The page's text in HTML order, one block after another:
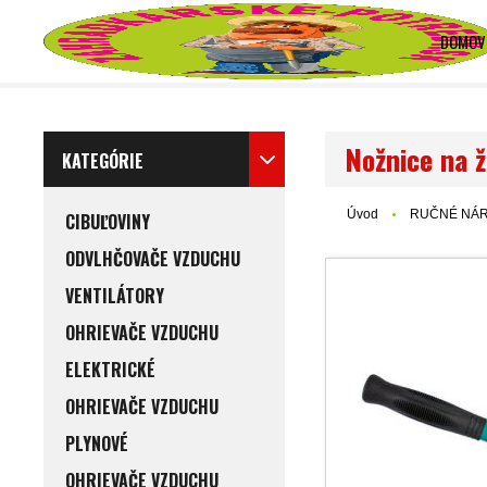
DOMOV
KATEGÓRIE
CIBUĽOVINY
ODVLHČOVAČE VZDUCHU
VENTILÁTORY
OHRIEVAČE VZDUCHU
ELEKTRICKÉ
OHRIEVAČE VZDUCHU
PLYNOVÉ
OHRIEVAČE VZDUCHU
Nožnice na
Úvod RUČNÉ